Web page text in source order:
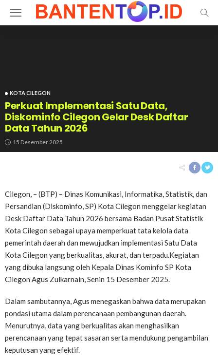
KOTA CILEGON
Perkuat Implementasi Satu Data,
Diskominfo Cilegon Gelar Desk Daftar
Data Tahun 2026
15 Desember 2025
Cilegon, – (BTP) – Dinas Komunikasi, Informatika, Statistik, dan
Persandian (Diskominfo, SP) Kota Cilegon menggelar kegiatan
Desk Daftar Data Tahun 2026 bersama Badan Pusat Statistik
Kota Cilegon sebagai upaya memperkuat tata kelola data
pemerintah daerah dan mewujudkan implementasi Satu Data
Kota Cilegon yang berkualitas, akurat, dan terpadu.Kegiatan
yang dibuka langsung oleh Kepala Dinas Kominfo SP Kota
Cilegon Agus Zulkarnain, Senin 15 Desember 2025.
Dalam sambutannya, Agus menegaskan bahwa data merupakan
pondasi utama dalam perencanaan pembangunan daerah.
Menurutnya, data yang berkualitas akan menghasilkan
perencanaan yang tepat sasaran serta mendukung pengambilan
keputusan yang efektif.